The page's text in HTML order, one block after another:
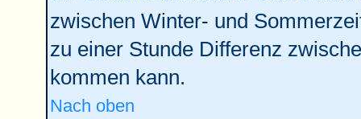
zwischen Winter- und
zu einer Stunde Differenz
kommen kann.
Nach oben